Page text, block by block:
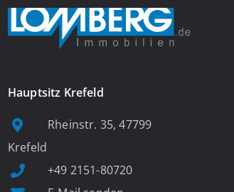
Hauptsitz Krefeld
Rheinstr. 35, 47799
Krefeld
+49 2151-80720